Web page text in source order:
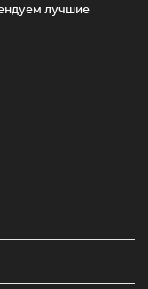
лучшие